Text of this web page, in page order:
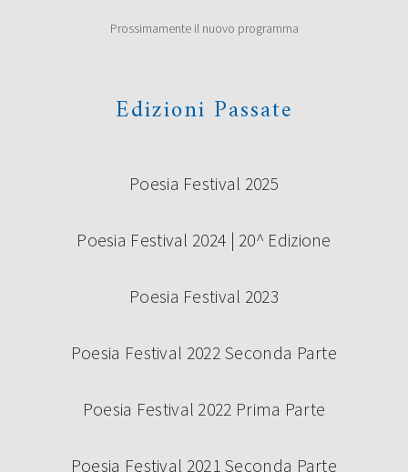
Prossimamente il nuovo programma
Edizioni Passate
Poesia Festival 2025
Poesia Festival 2024 | 20^ Edizione
Poesia Festival 2023
Poesia Festival 2022 Seconda Parte
Poesia Festival 2022 Prima Parte
Poesia Festival 2021 Seconda Parte